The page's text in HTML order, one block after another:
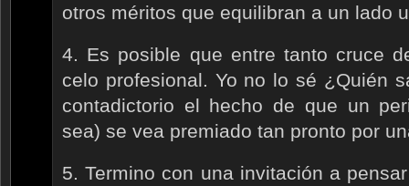
otros méritos que equilibran a un lado
4. Es posible que entre tanto cruce
celo profesional. Yo no lo sé ¿Quién
contadictorio el hecho de que un
sea) se vea premiado tan pronto por
5. Termino con una invitación a